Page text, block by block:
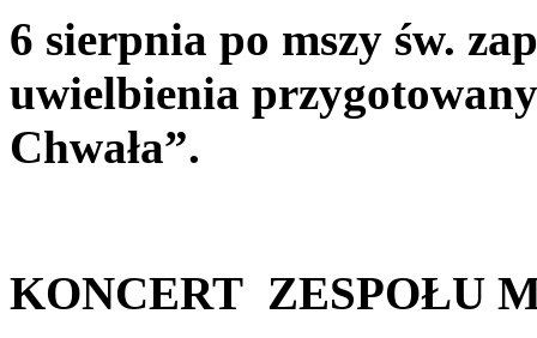
6 sierpnia po mszy św.
uwielbienia
Chwała”.
KONCERT ZESPOŁU